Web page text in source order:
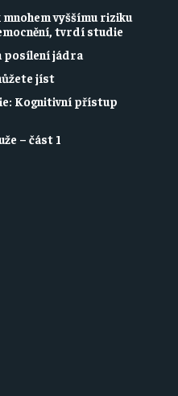
vyššímu riziku
tvrdí studie
posílení jádra
jíst
Kognitivní přístup
– část 1